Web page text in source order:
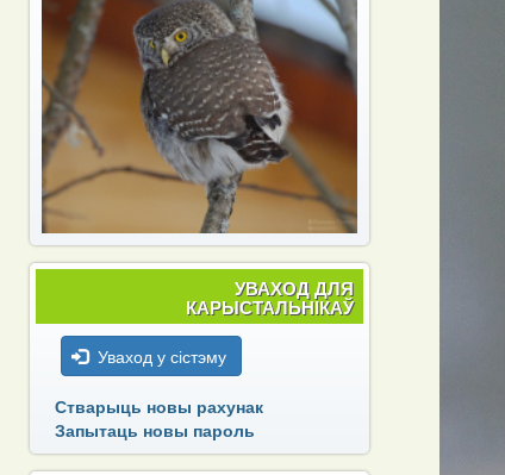
УВАХОД ДЛЯ
КАРЫСТАЛЬНІКАЎ
Уваход у сістэму
Стварыць новы рахунак
Запытаць новы пароль